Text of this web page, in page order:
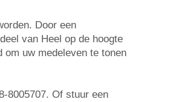
Door een
van Heel op de hoogte
uw medeleven te tonen
8005707. Of stuur een